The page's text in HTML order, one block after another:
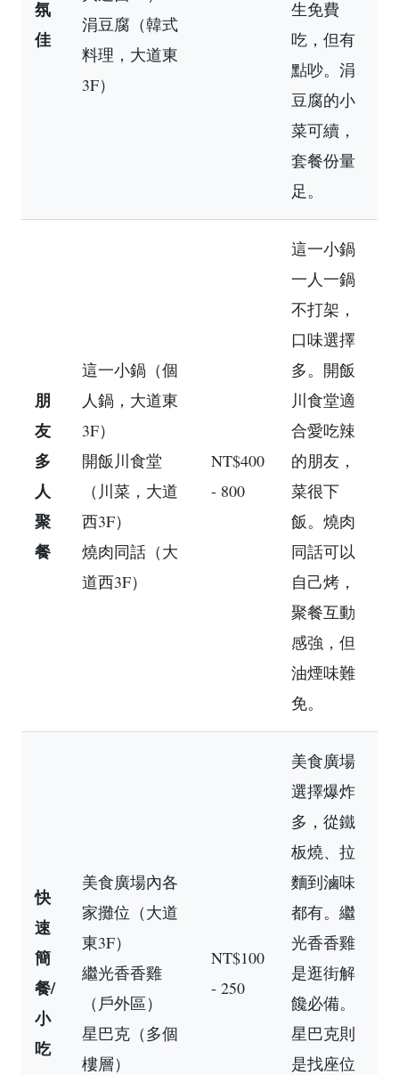
氛
佳
涓豆腐（韓式
料理，大道東
3F）
生免費
吃，但有
點吵。涓
豆腐的小
菜可續，
套餐份量
足。
朋
友
多
人
聚
餐
這一小鍋（個
人鍋，大道東
3F）
開飯川食堂
（川菜，大道
西3F）
燒肉同話（大
道西3F）
NT$400
- 800
這一小鍋
一人一鍋
不打架，
口味選擇
多。開飯
川食堂適
合愛吃辣
的朋友，
菜很下
飯。燒肉
同話可以
自己烤，
聚餐互動
感強，但
油煙味難
免。
快
速
簡
餐/
小
吃
美食廣場內各
家攤位（大道
東3F）
繼光香香雞
（戶外區）
星巴克（多個
樓層）
NT$100
- 250
美食廣場
選擇爆炸
多，從鐵
板燒、拉
麵到滷味
都有。繼
光香香雞
是逛街解
饞必備。
星巴克則
是找座位